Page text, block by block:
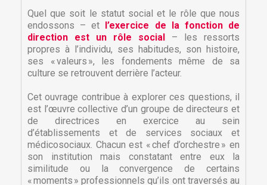
Quel que soit le statut social et le rôle que nous
endossons – et l’exercice de la fonction de
direction est un rôle social – les ressorts
propres à l’individu, ses habitudes, son histoire,
ses « valeurs », les fondements même de sa
culture se retrouvent derrière l’acteur.
Cet ouvrage contribue à explorer ces questions, il
est l’œuvre collective d’un groupe de directeurs et
de directrices en exercice au sein
d’établissements et de services sociaux et
médicosociaux. Chacun est « chef d’orchestre » en
son institution mais constatant entre eux la
similitude ou la convergence de certains
« moments » professionnels qu’ils ont traversés au